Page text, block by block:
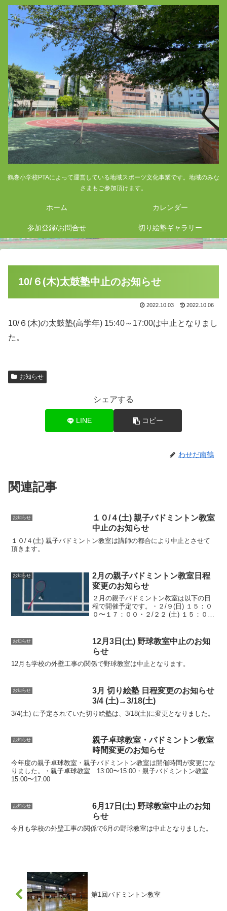
鶴巻小学校PTAによって運営している地域スポーツ文化事業です。地域のみな
さまもご参加頂けます。
ホーム カレンダー
参加登録/お問合せ 切り絵塾ギャラリー
10/６(木)太鼓塾中止のお知らせ
2022.10.03 2022.10.06
10/６(木)の太鼓塾(高学年) 15:40～17:00は中止となりまし
た。
お知らせ
シェアする
LINE コピー
わせだ南鶴
関連記事
お知らせ
１０/４(土) 親子バドミントン教室
中止のお知らせ
１０/４(土) 親子バドミントン教室は講師の都合により中止とさせて
頂きます。
お知らせ
2月の親子バドミントン教室日程
変更のお知らせ
２月の親子バドミントン教室は以下の日
程で開催予定です。・２/９(日) １５：０
０〜１７：００・２/２２ (土) １５：０
お知らせ
12月3日(土) 野球教室中止のお知
らせ
12月も学校の外壁工事の関係で野球教室は中止となります。
お知らせ
3月 切り絵塾 日程変更のお知らせ
3/4 (土)→3/18(土)
3/4(土) に予定されていた切り絵塾は、3/18(土)に変更となりました。
お知らせ
親子卓球教室・バドミントン教室
時間変更のお知らせ
今年度の親子卓球教室・親子バドミントン教室は開催時間が変更にな
りました。・親子卓球教室 13:00〜15:00・親子バドミントン教室
15:00〜17:00
お知らせ
6月17日(土) 野球教室中止のお知
らせ
今月も学校の外壁工事の関係で6月の野球教室は中止となりました。
第1回バドミントン教室